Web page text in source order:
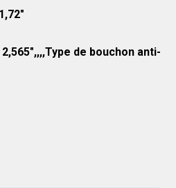
de bouchon anti-